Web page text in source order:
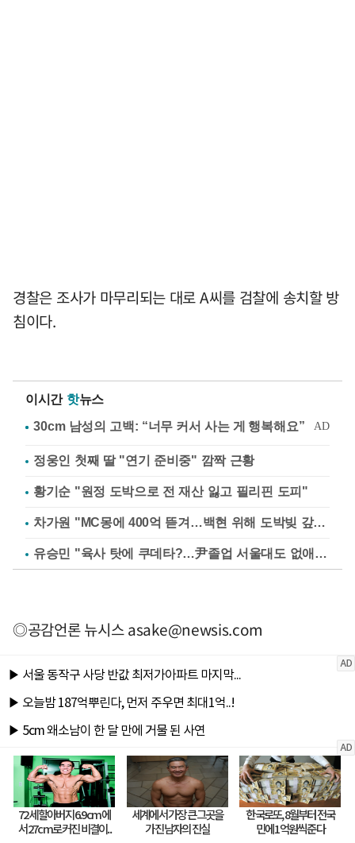
경찰은 조사가 마무리되는 대로 A씨를 검찰에 송치할 방
침이다.
이시간 핫뉴스
정웅인 첫째 딸 "연기 준비중" 깜짝 근황
황기순 "원정 도박으로 전 재산 잃고 필리핀 도피"
차가원 "MC몽에 400억 뜯겨…백현 위해 도박빚 갚아줘"
유승민 "육사 탓에 쿠데타?…尹졸업 서울대도 없애나"
◎공감언론 뉴시스asake@newsis.com